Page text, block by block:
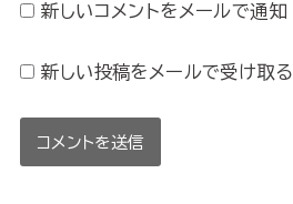
新しいコメントをメールで通知
新しい投稿をメールで受け取る